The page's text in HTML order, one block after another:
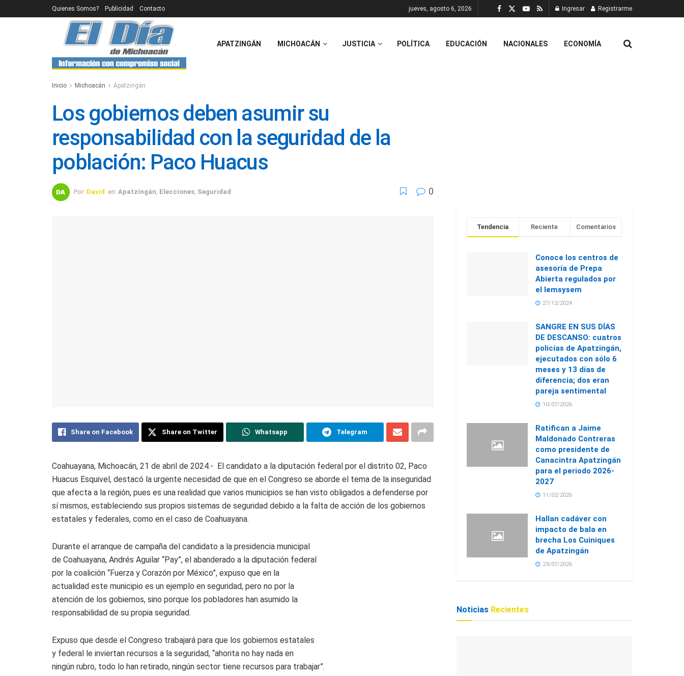
Quienes Somos? Publicidad Contacto jueves, agosto 6, 2026 Ingresar Registrarme
APATZINGÁN MICHOACÁN JUSTICIA POLÍTICA EDUCACIÓN NACIONALES ECONOMÍA
Inicio Michoacán Apatzingán
Los gobiernos deben asumir su
responsabilidad con la seguridad de la
población: Paco Huacus
Por: David en: Apatzingán Elecciones Seguridad 0
Share on Facebook Share on Twitter Whatsapp Telegram
Coahuayana, Michoacán, 21 de abril de 2024.- El candidato a la diputación federal por el distrito 02, Paco
Huacus Esquivel, destacó la urgente necesidad de que en el Congreso se aborde el tema de la inseguridad
que afecta a la región, pues es una realidad que varios municipios se han visto obligados a defenderse por
sí mismos, estableciendo sus propios sistemas de seguridad debido a la falta de acción de los gobiernos
estatales y federales, como en el caso de Coahuayana.
Durante el arranque de campaña del candidato a la presidencia municipal
de Coahuayana, Andrés Aguilar “Pay”, el abanderado a la diputación federal
por la coalición “Fuerza y Corazón por México”, expuso que en la
actualidad este municipio es un ejemplo en seguridad, pero no por la
atención de los gobiernos, sino porque los pobladores han asumido la
responsabilidad de su propia seguridad.
Expuso que desde el Congreso trabajará para que los gobiernos estatales
y federal le inviertan recursos a la seguridad, “ahorita no hay nada en
ningún rubro, todo lo han retirado, ningún sector tiene recursos para trabajar”.
Tendencia Reciente Comentarios
Conoce los centros de
asesoría de Prepa
Abierta regulados por
el Iemsysem
27/12/2024
SANGRE EN SUS DÍAS
DE DESCANSO: cuatros
policías de Apatzingán,
ejecutados con sólo 6
meses y 13 días de
diferencia; dos eran
pareja sentimental
10/07/2026
Ratifican a Jaime
Maldonado Contreras
como presidente de
Canacintra Apatzingán
para el periodo 2026-
2027
11/02/2026
Hallan cadáver con
impacto de bala en
brecha Los Cuiniques
de Apatzingán
23/07/2026
Noticias Recientes